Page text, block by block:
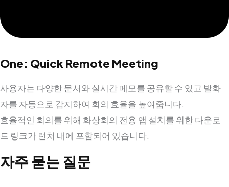
One: Quick Remote Meeting
사용자는 다양한 문서와 실시간 메모를 공유할 수 있고 발화
자를 자동으로 감지하여 회의 효율을 높여줍니다.
효율적인 회의를 위해 화상회의 전용 앱 설치를 위한 다운로
드 링크가 런처 내에 포함되어 있습니다.
자주 묻는 질문